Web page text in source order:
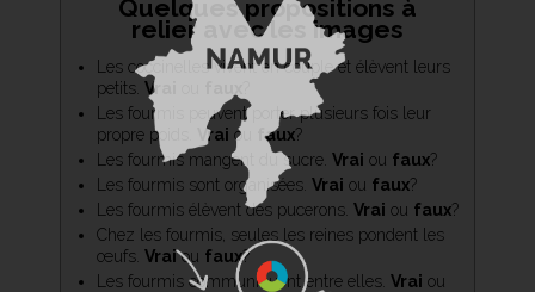
Quelques propositions à
relier avec les images
Les coccinelles vivent en couple et élèvent leurs
petits. Vrai
Les fourmis peuvent porter plusieurs fois leur
propre poids.
Vrai ou faux?
Les fourmis mangent du sucre. Vrai ou faux?
Les fourmis sont organisées. Vrai ou faux?
Les fourmis élèvent des pucerons. Vrai ou faux?
Chez les fourmis, seules les reines pondent les
œufs. Vraiou faux?
Les fourmis communiquent entre elles. Vrai ou